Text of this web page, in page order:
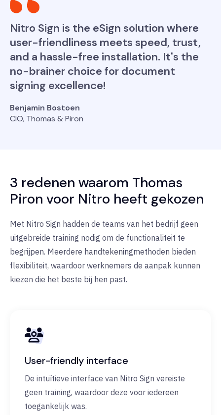
Nitro Sign is the eSign solution where
user-friendliness meets speed, trust,
and a hassle-free installation. It's the
no-brainer choice for document
signing excellence!
Benjamin Bostoen
CIO, Thomas & Piron
3 redenen waarom Thomas
Piron voor Nitro heeft gekozen
Met Nitro Sign hadden de teams van het bedrijf geen
uitgebreide training nodig om de functionaliteit te
begrijpen. Meerdere handtekeningmethoden bieden
flexibiliteit, waardoor werknemers de aanpak kunnen
kiezen die het beste bij hen past.
User-friendly interface
De intuïtieve interface van Nitro Sign vereiste
geen training, waardoor deze voor iedereen
toegankelijk was.